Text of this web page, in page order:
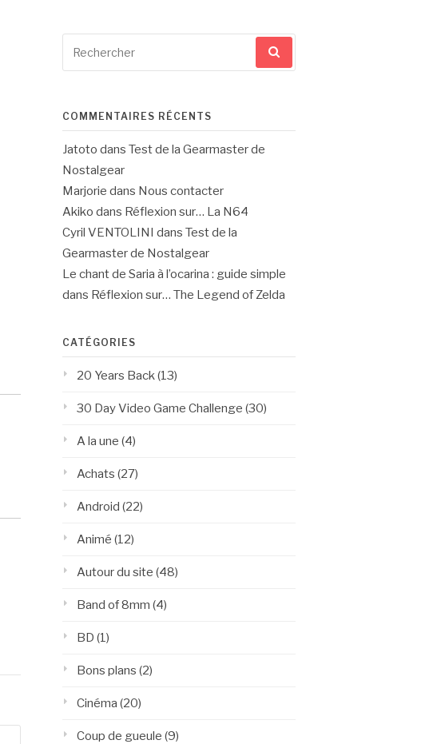
pour
COMMENTAIRES RÉCENTS
Jatoto dans Test de la Gearmaster de
Nostalgear
Marjorie dans Nous contacter
Akiko dans Réflexion sur… La N64
Cyril VENTOLINI dans Test de la
Gearmaster de Nostalgear
Le chant de Saria à l’ocarina : guide simple
dans Réflexion sur… The Legend of Zelda
CATÉGORIES
20 Years Back (13)
30 Day Video Game Challenge (30)
A la une (4)
Achats (27)
Android (22)
Animé (12)
Autour du site (48)
Band of 8mm (4)
BD (1)
Bons plans (2)
Cinéma (20)
Coup de gueule (9)